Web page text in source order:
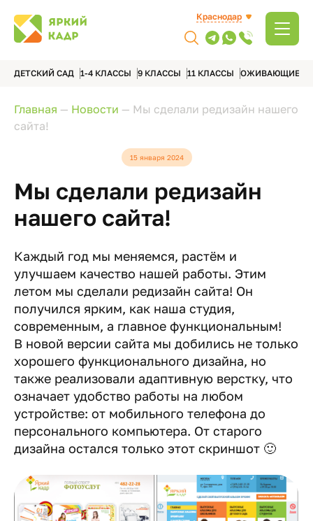
Краснодар
ДЕТСКИЙ САД 1-4 КЛАССЫ 9 КЛАССЫ 11 КЛАССЫ ОЖИВАЮЩИЕ
Главная — Новости — Мы сделали редизайн нашего
сайта!
15 января 2024
Мы сделали редизайн
нашего сайта!
Каждый год мы меняемся, растём и
улучшаем качество нашей работы. Этим
летом мы сделали редизайн сайта! Он
получился ярким, как наша студия,
современным, а главное функциональным!
В новой версии сайта мы добились не только
хорошего функционального дизайна, но
также реализовали адаптивную верстку, что
означает удобство работы на любом
устройстве: от мобильного телефона до
персонального компьютера. От старого
дизайна остался только этот скриншот 🙂